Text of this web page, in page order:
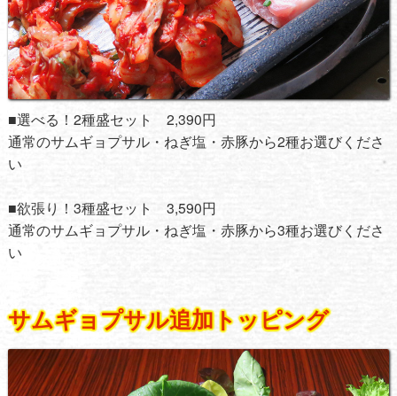
■選べる！2種盛セット 2,390円
通常のサムギョプサル・ねぎ塩・赤豚から2種お選びくださ
い
■欲張り！3種盛セット 3,590円
通常のサムギョプサル・ねぎ塩・赤豚から3種お選びくださ
い
サムギョプサル追加トッピング